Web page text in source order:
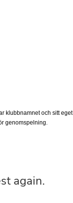
klubbnamnet och sitt eget
genomspelning.